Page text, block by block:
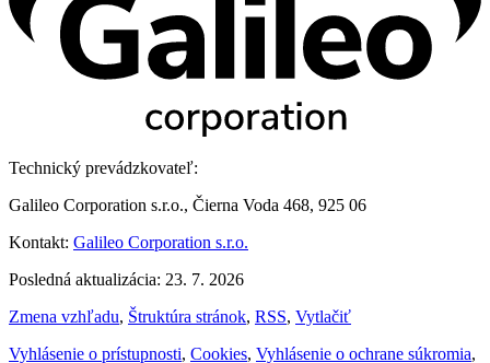
Technický prevádzkovateľ:
Galileo Corporation s.r.o., Čierna Voda 468, 925 06
Kontakt: Galileo Corporation s.r.o.
Posledná aktualizácia: 23. 7. 2026
Zmena vzhľadu, Štruktúra stránok, RSS, Vytlačiť
Vyhlásenie o prístupnosti, Cookies, Vyhlásenie o ochrane súkromia,